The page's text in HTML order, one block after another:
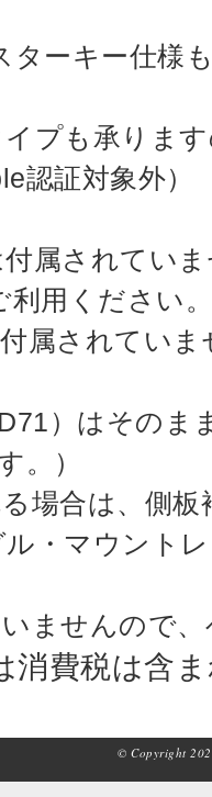
ターキー仕様
プも承りま
認証対象外）
属されてい
利用ください。
属されてい
）はそのま
。）
場合は、側
・マウント
ませんので
消費税は含
© Copyright